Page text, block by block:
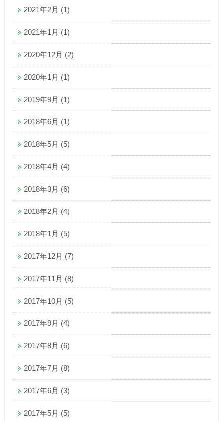
2021年2月 (1)
2021年1月 (1)
2020年12月 (2)
2020年1月 (1)
2019年9月 (1)
2018年6月 (1)
2018年5月 (5)
2018年4月 (4)
2018年3月 (6)
2018年2月 (4)
2018年1月 (5)
2017年12月 (7)
2017年11月 (8)
2017年10月 (5)
2017年9月 (4)
2017年8月 (6)
2017年7月 (8)
2017年6月 (3)
2017年5月 (5)